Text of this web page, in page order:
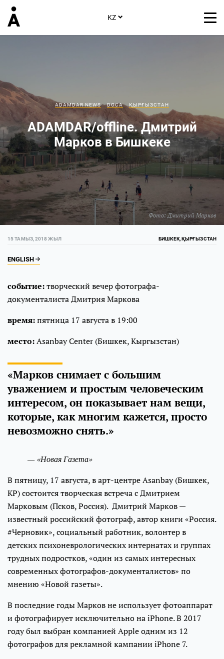
KZ
Фото: Дмитрий Марков
ADAMDAR NEWS DOCA ҚЫРҒЫЗСТАН
ADAMDAR/offline. Дмитрий
Марков в Бишкеке
15 ТАМЫЗ, 2018 ЖЫЛ БИШКЕК, ҚЫРҒЫЗСТАН
ENGLISH
событие:творческий вечер фотографа-
документалиста Дмитрия Маркова
время:пятница 17 августа в 19:00
место:Asanbay Center (Бишкек, Кыргызстан)
«Марков снимает с большим
уважением и простым человеческим
интересом, он показывает нам вещи,
которые, как многим кажется, просто
невозможно снять.»
— «Новая Газета»
В пятницу, 17 августа, в арт-центре Asanbay (Бишкек,
КР) состоится творческая встреча с Дмитрием
Марковым (Псков, Россия). Дмитрий Марков —
известный российский фотограф, автор книги «Россия.
#Черновик», социальный работник, волонтер в
детских психоневрологических интернатах и группах
трудных подростков, «один из самых интересных
современных фотографов-документалистов» по
мнению «Новой газеты».
В последние годы Марков не использует фотоаппарат
и фотографирует исключительно на iPhone. В 2017
году был выбран компанией Apple одним из 12
фотографов для рекламной кампании iPhone 7.